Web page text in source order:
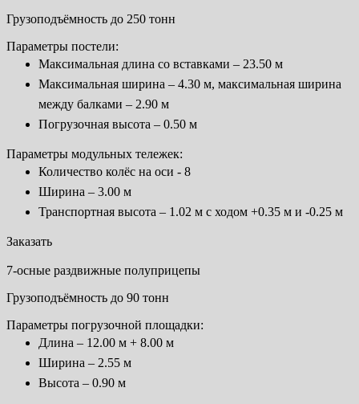
Грузоподъёмность до 250 тонн
Параметры постели:
Максимальная длина со вставками – 23.50 м
Максимальная ширина – 4.30 м, максимальная ширина
между балками – 2.90 м
Погрузочная высота – 0.50 м
Параметры модульных тележек:
Количество колёс на оси - 8
Ширина – 3.00 м
Транспортная высота – 1.02 м с ходом +0.35 м и -0.25 м
Заказать
7-осные раздвижные полуприцепы
Грузоподъёмность до 90 тонн
Параметры погрузочной площадки:
Длина – 12.00 м + 8.00 м
Ширина – 2.55 м
Высота – 0.90 м